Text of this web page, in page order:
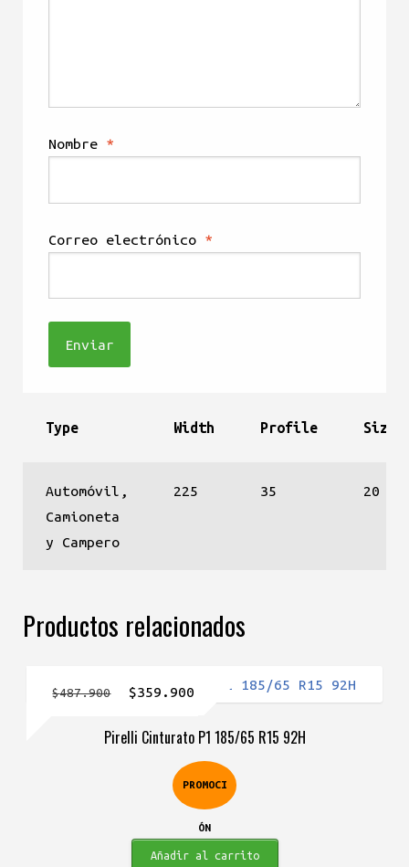
Nombre *
Correo electrónico *
Type Width Profile Size
Automóvil,
Camioneta
y Campero
225 35 20
Productos relacionados
Pirelli Cinturato P1 185/65 R15 92H
PROMOCI
ÓN
$487.900
El
original
$487.900.
$359.900
actual
es:
$359.900.
Añadir al carrito